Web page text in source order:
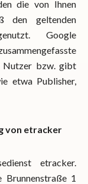
die von Ihnen
den geltenden
Google
Nutzer bzw. gibt
etwa Publisher,
von etracker
etracker.
1